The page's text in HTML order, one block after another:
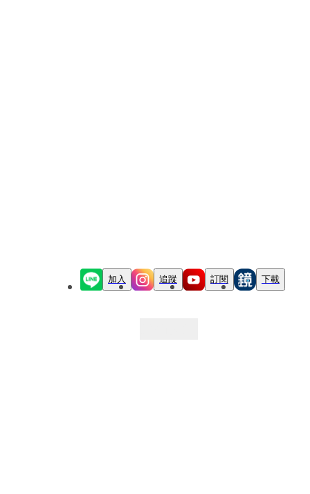
加入 追蹤 訂閱 下載